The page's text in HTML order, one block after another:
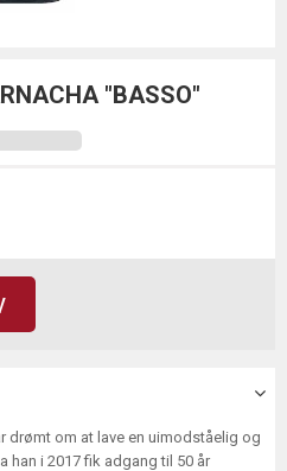
"BASSO"
drømt om at lave en uimodståelig og
han i 2017 fik adgang til 50 år